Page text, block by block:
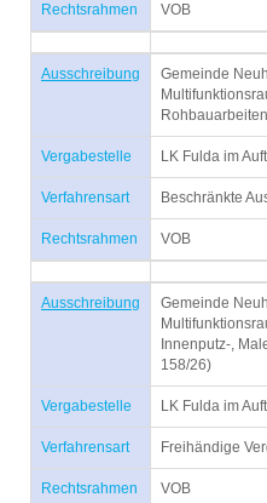
Rechtsrahmen VOB
Ausschreibung
Gemeinde
Vergabestelle LK Fulda im
Verfahrensart Beschränkte
Rechtsrahmen VOB
Ausschreibung
Gemeinde
Innenputz-,
158/26)
Vergabestelle LK Fulda im
Verfahrensart Freihändige
Rechtsrahmen VOB